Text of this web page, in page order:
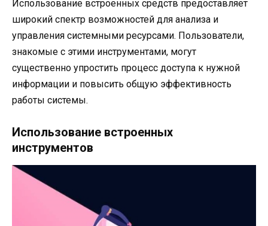
Использование встроенных средств предоставляет
широкий спектр возможностей для анализа и
управления системными ресурсами. Пользователи,
знакомые с этими инструментами, могут
существенно упростить процесс доступа к нужной
информации и повысить общую эффективность
работы системы.
Использование встроенных
инструментов